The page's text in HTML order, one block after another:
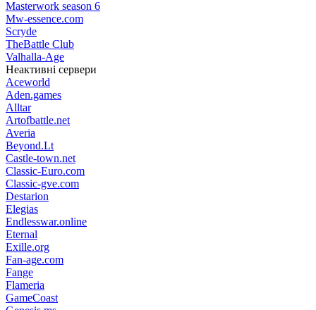
Masterwork season 6
Mw-essence.com
Scryde
TheBattle Club
Valhalla-Age
Неактивні сервери
Aceworld
Aden.games
Alltar
Artofbattle.net
Averia
Beyond.Lt
Castle-town.net
Classic-Euro.com
Classic-gve.com
Destarion
Elegias
Endlesswar.online
Eternal
Exille.org
Fan-age.com
Fange
Flameria
GameCoast